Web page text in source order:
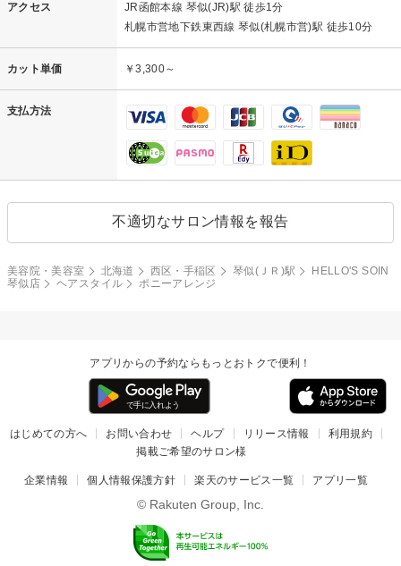
アクセス
JR函館本線 琴似(JR)駅 徒歩1分
札幌市営地下鉄東西線 琴似(札幌市営)駅 徒歩10分
カット単価 ￥3,300～
支払方法
不適切なサロン情報を報告
美容院・美容室 北海道 西区・手稲区 琴似(ＪＲ)駅
HELLO'S SOIN
琴似店
ヘアスタイル ポニーアレンジ
アプリからの予約ならもっとおトクで便利！
はじめての方へ お問い合わせ ヘルプ リリース情報
利用規約
掲載ご希望のサロン様
企業情報 個人情報保護方針 楽天のサービス一覧 アプリ一覧
© Rakuten Group, Inc.